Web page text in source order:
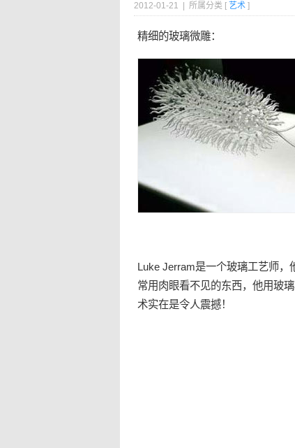
2012-01-21 | 所属分类 [ 艺术 ]
精细的玻璃微雕：
Luke Jerram是一个玻璃工艺师，
常用肉眼看不见的东西，他用玻
术实在是令人震撼！